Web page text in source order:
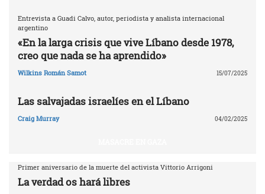
Entrevista a Guadi Calvo, autor, periodista y analista internacional
argentino
«En la larga crisis que vive Líbano desde 1978,
creo que nada se ha aprendido»
Wilkins Román Samot 15/07/2025
Las salvajadas israelíes en el Líbano
Craig Murray 04/02/2025
Primer aniversario de la muerte del activista Vittorio Arrigoni
La verdad os hará libres